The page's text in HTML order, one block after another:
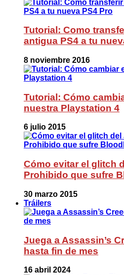
Tutorial: Como
antigua PS4 a tu
8 noviembre 2016
Tutorial: Cómo
nuestra Playstation 4
6 julio 2015
Cómo evitar el glitch
Prohibido que sufre
30 marzo 2015
Tráilers
Juega a Assassin’s
hasta fin de mes
16 abril 2024